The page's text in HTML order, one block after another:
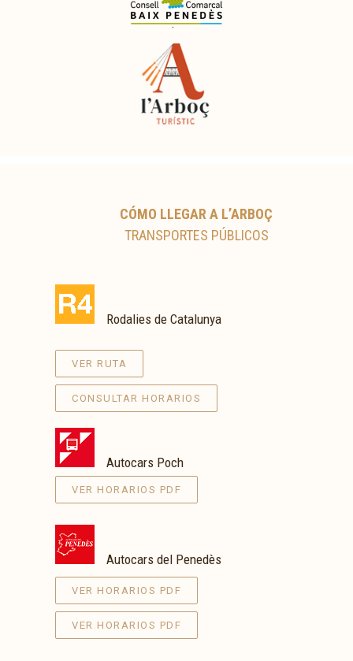
CÓMO LLEGAR A L’ARBOÇ
TRANSPORTES PÚBLICOS
Rodalies de Catalunya
VER RUTA
CONSULTAR HORARIOS
Autocars Poch
VER HORARIOS PDF
Autocars del Penedès
VER HORARIOS PDF
VER HORARIOS PDF